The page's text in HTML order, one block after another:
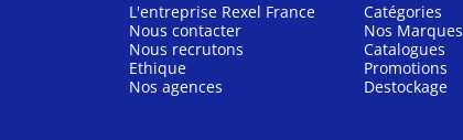
L'entreprise Rexel France
Nous contacter
Nous recrutons
Ethique
Nos agences
Catégories
Nos Marques
Catalogues
Promotions
Destockage